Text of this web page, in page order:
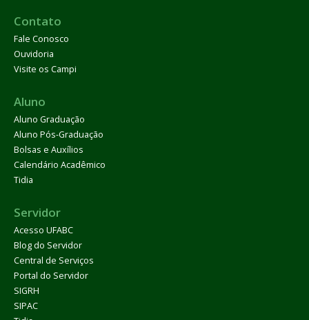
Contato
Fale Conosco
Ouvidoria
Visite os Campi
Aluno
Aluno Graduação
Aluno Pós-Graduação
Bolsas e Auxílios
Calendário Acadêmico
Tidia
Servidor
Acesso UFABC
Blog do Servidor
Central de Serviços
Portal do Servidor
SIGRH
SIPAC